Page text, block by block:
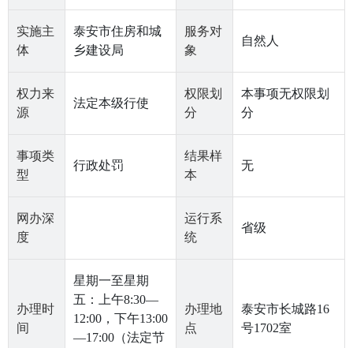
实施主
体
泰安市住房和城
乡建设局
服务对
象
自然人
权力来
源
法定本级行使
权限划
分
本事项无权限划
分
事项类
型
行政处罚
结果样
本
无
网办深
度
运行系
统
省级
办理时
间
星期一至星期
五：上午8:30—
12:00，下午13:00
—17:00（法定节
办理地
点
泰安市长城路16
号1702室